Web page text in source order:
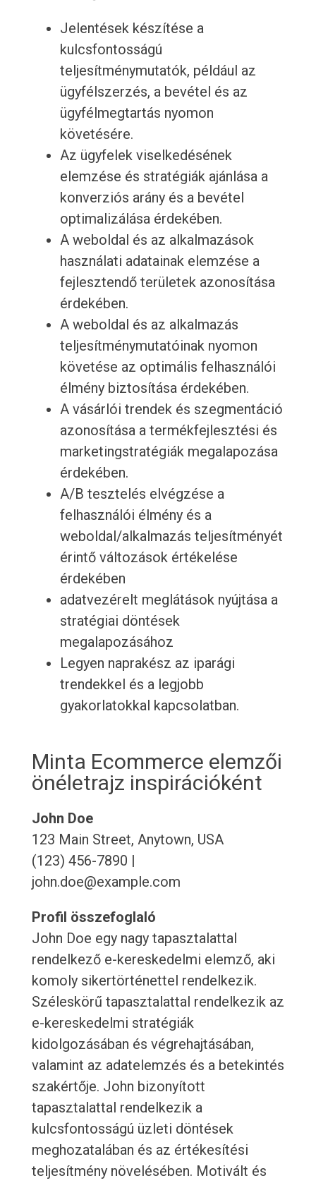
Jelentések készítése a
kulcsfontosságú
teljesítménymutatók, például az
ügyfélszerzés, a bevétel és az
ügyfélmegtartás nyomon
követésére.
Az ügyfelek viselkedésének
elemzése és stratégiák ajánlása a
konverziós arány és a bevétel
optimalizálása érdekében.
A weboldal és az alkalmazások
használati adatainak elemzése a
fejlesztendő területek azonosítása
érdekében.
A weboldal és az alkalmazás
teljesítménymutatóinak nyomon
követése az optimális felhasználói
élmény biztosítása érdekében.
A vásárlói trendek és szegmentáció
azonosítása a termékfejlesztési és
marketingstratégiák megalapozása
érdekében.
A/B tesztelés elvégzése a
felhasználói élmény és a
weboldal/alkalmazás teljesítményét
érintő változások értékelése
érdekében
adatvezérelt meglátások nyújtása a
stratégiai döntések
megalapozásához
Legyen naprakész az iparági
trendekkel és a legjobb
gyakorlatokkal kapcsolatban.
Minta Ecommerce elemzői
önéletrajz inspirációként
John Doe
123 Main Street, Anytown, USA
(123) 456-7890 |
john.doe@example.com
Profil összefoglaló
John Doe egy nagy tapasztalattal
rendelkező e-kereskedelmi elemző, aki
komoly sikertörténettel rendelkezik.
Széleskörű tapasztalattal rendelkezik az
e-kereskedelmi stratégiák
kidolgozásában és végrehajtásában,
valamint az adatelemzés és a betekintés
szakértője. John bizonyított
tapasztalattal rendelkezik a
kulcsfontosságú üzleti döntések
meghozatalában és az értékesítési
teljesítmény növelésében. Motivált és